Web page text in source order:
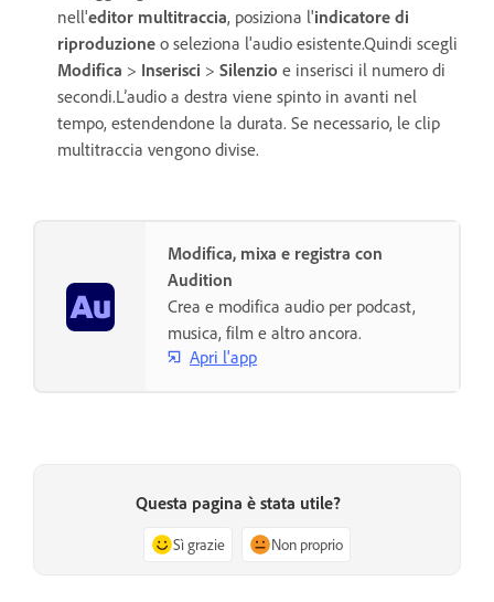
nell'editor multitraccia, posiziona l'indicatore di
riproduzione o seleziona l'audio esistente.Quindi scegli
Modifica > Inserisci > Silenzio e inserisci il numero di
secondi.L’audio a destra viene spinto in avanti nel
tempo, estendendone la durata. Se necessario, le clip
multitraccia vengono divise.
Modifica, mixa e registra con
Audition
Crea e modifica audio per podcast,
musica, film e altro ancora.
Apri l'app
Questa pagina è stata utile?
Sì grazie Non proprio